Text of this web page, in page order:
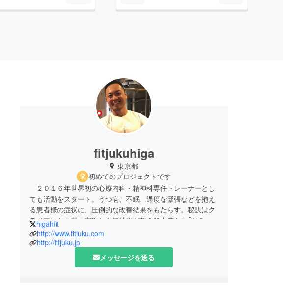
fitjukuhiga
東京都
初めてのプロジェクトです
２０１６年世界初の心療内科・精神科専任トレーナーとし
ても活動をスタート。うつ病、不眠、過度な緊張などを抱え
る患者様の症状に、圧倒的な改善結果をもたらす。秘訣はク
ライアントの夢の実現と自律神経が整う脱力筋トレ｢ＨＳＴ
メソッド｣。
当初、継続できない方が続出し、存続の危機状態に陥った
が、トレーニング方法を大幅に見直し、メソッドを考案。そ
higahfit
http://www.fitjuku.com
http://fitjuku.jp
メッセージを送る